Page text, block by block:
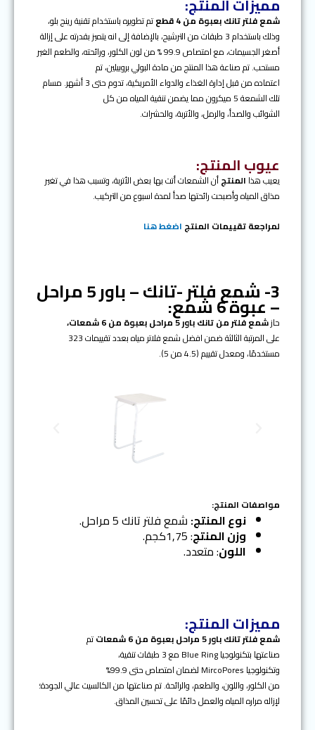
مميزات المنتج:
شمع فلتر تانك بعبوة من 4 قطع
تم تطويره باستخدام تقنية رينج بلو،
وذلك باستخدام 3 طبقات من الترشيح، بالإضافة إلى انه يتميز بقدرته على إزالة
أصغر الجسيمات، مع امتصاص 99.9 % من لون الكلور، ورائحته، والطعم الغير
مستحب. تم صناعة هذا المنتج من مادة البولي بروبيلين، تم
اعتماده من قبل إدارة الغذاء والدواء الأمريكية، تدوم حتى 3 أشهر. مسام
تلك الشمعة 5 ميكرون مما يضمن تنقية المياه من كل
الشوائب والصدأ، والرمل، والأتربة، والحشرات.
عيوب المنتج:
يعيب هذا المنتجأن الشمعات أتت بها بعض الأتربة، وتسبب هذا في تغير
مذاق المياه وأصبحت رائحتها صدأ لمدة اسبوع من التركيب.
لمراجعة تقييمات المنتج اضغط هنا
3- شمع فلتر -تانك – باور 5 مراحل – عبوة 6 شمع:
حازشمع فلتر من تانك باور 5 مراحل بعبوة من 6 شمعات،
على المرتبة الثالثة ضمن افضل شمع فلاتر مياه بعدد تقييمات 323
مستخدمًا، ومعدل تقييم (4.5 من 5).
o
u
s
مواصفات المنتج:
نوع المنتج: شمع فلتر تانك 5 مراحل.
وزن المنتج: 1,75كجم.
اللون: متعدد.
مميزات المنتج:
شمع فلتر تانك باور 5 مراحل بعبوة من 6 شمعات
تم
صناعتها بتكنولوجيا Blue Ring مع 3 طبقات تنقية،
وتكنولوجيا MircoPores لضمان امتصاص حتى 99.9%
من الكلور، واللون، والطعم، والرائحة. تم صناعتها من الكالسيت عالي الجودة؛
لإزاله مراره المياه والعمل دائمًا على تحسين المذاق.